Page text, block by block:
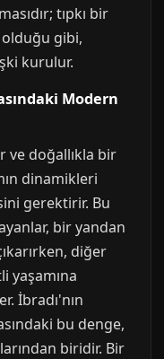
tıpkı bir
gibi,
kurulur.
Modern
ve doğallıkla bir
dinamikleri
gerektirir. Bu
bir yandan
diğer
yaşamına
İbradı'nın
bu denge,
biridir. Bir